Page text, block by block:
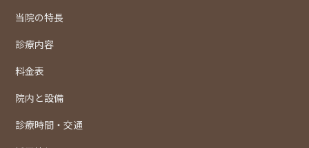
当院の特長
診療内容
料金表
院内と設備
診療時間・交通